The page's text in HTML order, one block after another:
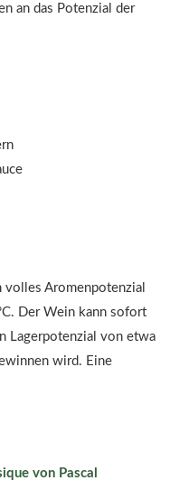
an das Potenzial der
volles Aromenpotenzial
Der Wein kann sofort
Lagerpotenzial von etwa
wird. Eine
von Pascal